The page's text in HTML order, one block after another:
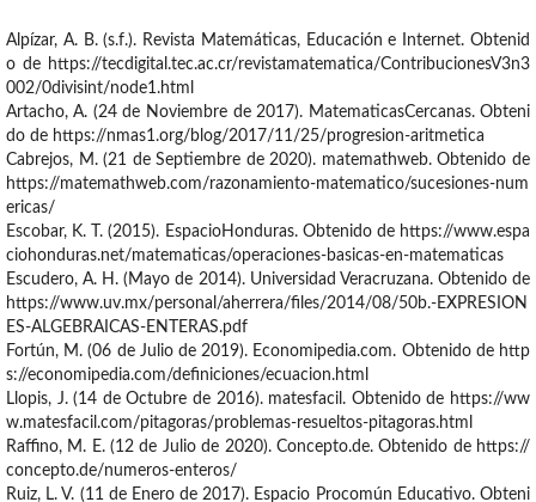
Alpízar, A. B. (s.f.). Revista Matemáticas, Educación e Internet. Obtenid
o de https://tecdigital.tec.ac.cr/revistamatematica/ContribucionesV3n3
002/0divisint/node1.html
Artacho, A. (24 de Noviembre de 2017). MatematicasCercanas. Obteni
do de https://nmas1.org/blog/2017/11/25/progresion-aritmetica
Cabrejos, M. (21 de Septiembre de 2020). matemathweb. Obtenido de
https://matemathweb.com/razonamiento-matematico/sucesiones-num
ericas/
Escobar, K. T. (2015). EspacioHonduras. Obtenido de https://www.espa
ciohonduras.net/matematicas/operaciones-basicas-en-matematicas
Escudero, A. H. (Mayo de 2014). Universidad Veracruzana. Obtenido de
https://www.uv.mx/personal/aherrera/files/2014/08/50b.-EXPRESION
ES-ALGEBRAICAS-ENTERAS.pdf
Fortún, M. (06 de Julio de 2019). Economipedia.com. Obtenido de http
s://economipedia.com/definiciones/ecuacion.html
Llopis, J. (14 de Octubre de 2016). matesfacil. Obtenido de https://ww
w.matesfacil.com/pitagoras/problemas-resueltos-pitagoras.html
Raffino, M. E. (12 de Julio de 2020). Concepto.de. Obtenido de https://
concepto.de/numeros-enteros/
Ruiz, L. V. (11 de Enero de 2017). Espacio Procomún Educativo. Obteni